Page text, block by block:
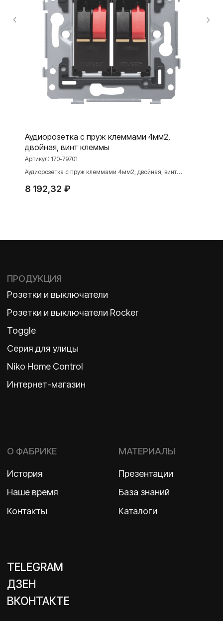
Аудиорозетка с пруж клеммами 4мм2,
двойная, винт клеммы
Артикул: 170-79701
Аудиорозетка с пруж клеммами 4мм2, двойная, винт
8 192,32 ₽
История
Политика конфиденциальности
Наше время
Контакты
Розетки и выключатели
Розетки и выключатели Rocker
Серия для улицы
Интернет-магазин
База знаний
ИНН 7710498979 ОГРН 1157746609350